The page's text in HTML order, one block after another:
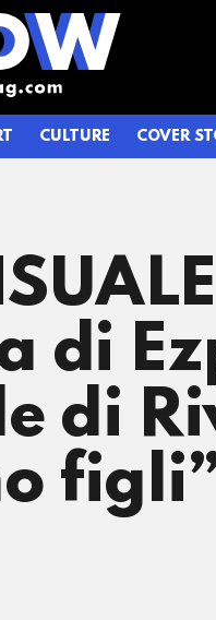
CULTURE COVER
di
di